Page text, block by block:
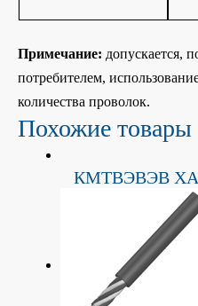
Примечание: допускается,
потребителем,
количества проволок.
Похожие товары
КМТВЭВЭВ ХА